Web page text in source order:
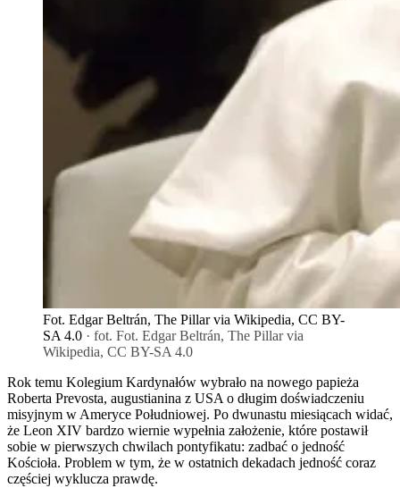
Fot. Edgar Beltrán, The Pillar via Wikipedia, CC BY-
SA 4.0 · fot. Fot. Edgar Beltrán, The Pillar via
Wikipedia, CC BY-SA 4.0
Rok temu Kolegium Kardynałów wybrało na nowego papieża
Roberta Prevosta, augustianina z USA o długim doświadczeniu
misyjnym w Ameryce Południowej. Po dwunastu miesiącach widać,
że Leon XIV bardzo wiernie wypełnia założenie, które postawił
sobie w pierwszych chwilach pontyfikatu: zadbać o jedność
Kościoła. Problem w tym, że w ostatnich dekadach jedność coraz
częściej wyklucza prawdę.